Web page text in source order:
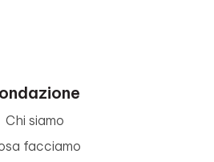
Chi siamo
facciamo